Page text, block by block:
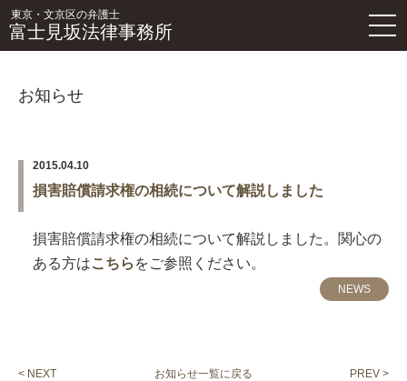
東京・文京区の弁護士
富士見坂法律事務所
お知らせ
損害賠償請求権の相続について解説しました
2015.04.10
損害賠償請求権の相続について解説しました。関心の
ある方はこちら をご参照ください。
NEWS
< NEXT お知らせ一覧に戻る PREV >